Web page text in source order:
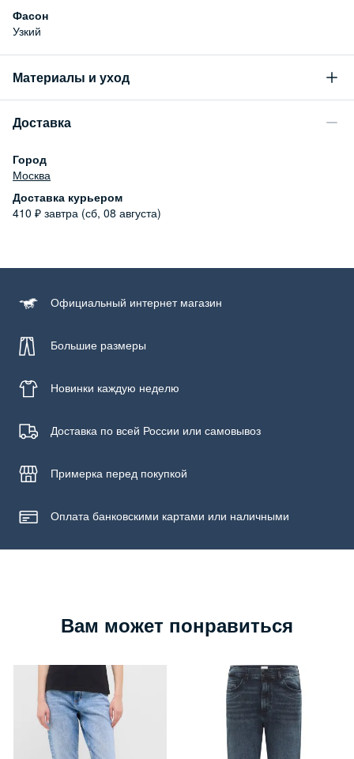
Фасон
Узкий
Материалы и уход
99% хлопок, 1% эластан
Бережная стирка при температуре не более 30С, химчистка
запрещена, отбеливание запрещено, машинная сушка
запрещена
Доставка
Город
Москва
Доставка курьером
410 ₽ завтра (сб, 08 августа)
Официальный интернет магазин
Большие размеры
Новинки каждую неделю
Доставка по всей России или самовывоз
Примерка перед покупкой
Оплата банковскими картами или наличными
Вам может понравиться